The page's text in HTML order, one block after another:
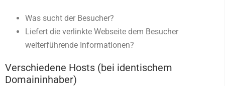
Was sucht der Besucher?
Liefert die verlinkte Webseite dem Besucher
weiterführende Informationen?
Verschiedene Hosts (bei identischem
Domaininhaber)